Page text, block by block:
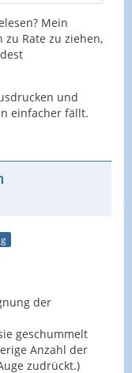
Mein
zu Rate zu ziehen,
und
einfacher fällt.
der
geschummelt
Anzahl der
zudrückt.)